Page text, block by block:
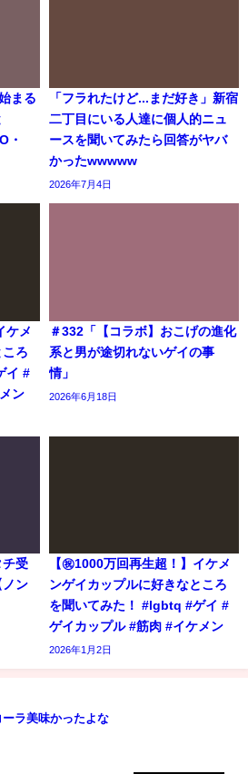
まる
・
「フラれたけど...まだ好き」新宿
二丁目にいる人達に個人的ニュ
ースを聞いてみたら回答がヤバ
かったwwwww
2026年7月4日
ケメ
ろ
イ #
ン
＃332「【コラボ】おこげの進化
系と男が途切れないゲイの事
情」
2026年6月18日
チ受
ノン
【㊗️1000万回再生超！】イケメ
ンゲイカップルに好きなところ
を聞いてみた！ #lgbtq #ゲイ #
ゲイカップル #筋肉 #イケメン
2026年1月2日
ーラ美味かったよな